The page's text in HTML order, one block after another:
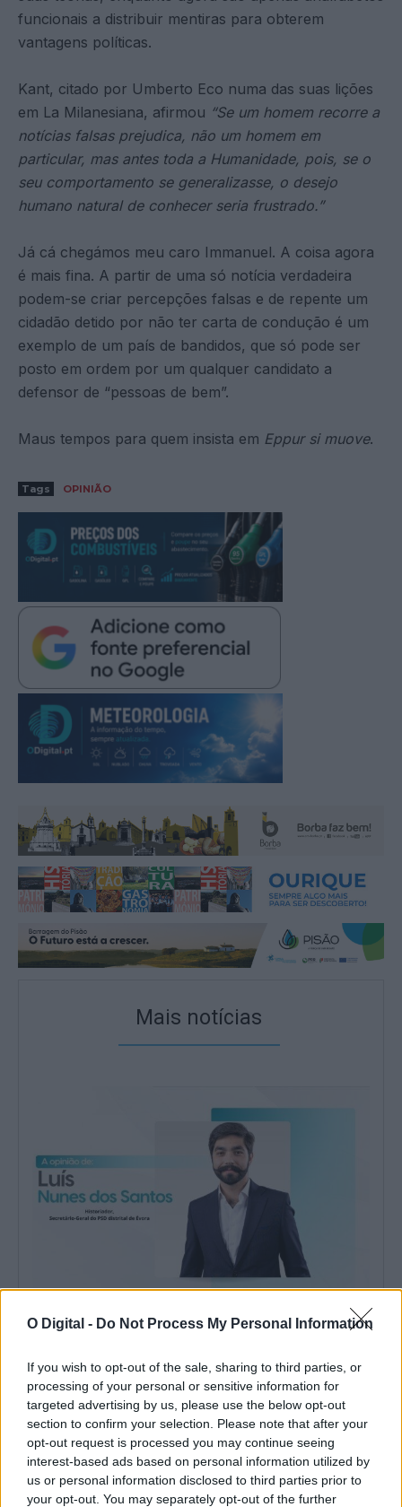
O Digital - Do Not Process My Personal Information
If you wish to opt-out of the sale, sharing to third parties, or
processing of your personal or sensitive information for
targeted advertising by us, please use the below opt-out
section to confirm your selection. Please note that after your
opt-out request is processed you may continue seeing
interest-based ads based on personal information utilized by
us or personal information disclosed to third parties prior to
your opt-out. You may separately opt-out of the further
funcionais a distribuir mentiras para obterem
vantagens políticas.
Kant, citado por Umberto Eco numa das suas lições
em La Milanesiana, afirmou “Se um homem recorre a
notícias falsas prejudica, não um homem em
particular, mas antes toda a Humanidade, pois, se o
seu comportamento se generalizasse, o desejo
humano natural de conhecer seria frustrado.”
Já cá chegámos meu caro Immanuel. A coisa agora
é mais fina. A partir de uma só notícia verdadeira
podem-se criar percepções falsas e de repente um
cidadão detido por não ter carta de condução é um
exemplo de um país de bandidos, que só pode ser
posto em ordem por um qualquer candidato a
defensor de “pessoas de bem”.
Maus tempos para quem insista em Eppur si muove.
Tags OPINIÃO
Mais notícias
De 29 a 31 de Julho de 1808 fomos para o Maneta
1 Agosto, 2026 - 13:00